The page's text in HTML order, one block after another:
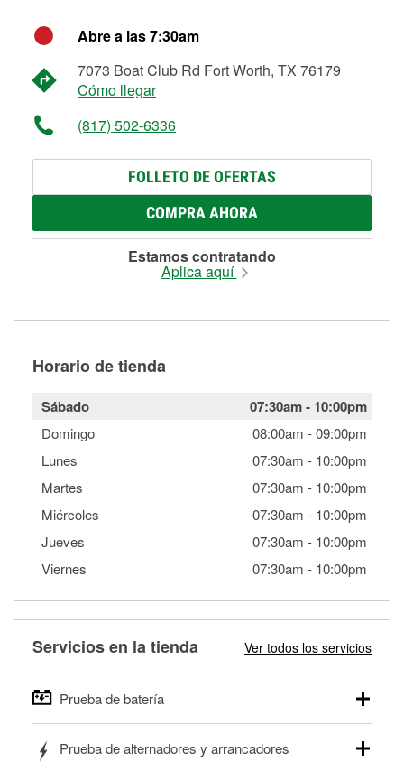
Abre a las 7:30am
7073 Boat Club Rd Fort Worth, TX 76179
Cómo llegar
(817) 502-6336
FOLLETO DE OFERTAS
COMPRA AHORA
Estamos contratando
Aplica aquí
Horario de tienda
Sábado 07:30am- 10:00pm
Domingo 08:00am -09:00pm
Lunes
07:30am - 10:00pm
Martes
07:30am - 10:00pm
Miércoles
07:30am - 10:00pm
Jueves
07:30am - 10:00pm
Viernes
07:30am - 10:00pm
Servicios en la tienda Ver todos los servicios
Prueba de batería
autos, camionetas, SUVs, vehículos comerciales y
Prueba de alternadores y arrancadores